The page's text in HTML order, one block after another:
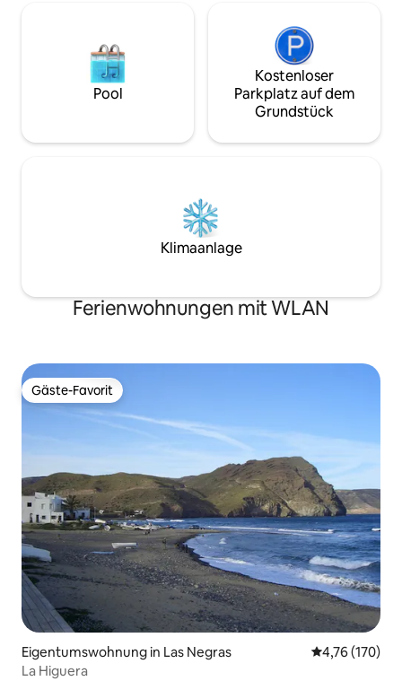
Pool
Kostenloser
Parkplatz auf dem
Grundstück
Klimaanlage
Ferienwohnungen mit WLAN
Gäste-Favorit
Gäste-Favorit
Eigentumswohnung in Las Negras
4,76 (170)
La Higuera